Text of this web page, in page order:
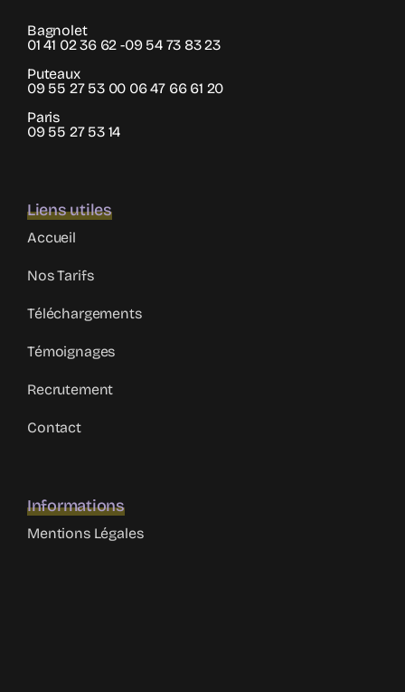
Bagnolet
01 41 02 36 62 -09 54 73 83 23
Puteaux
09 55 27 53 00 06 47 66 61 20
Paris
09 55 27 53 14
Liens utiles
Accueil
Nos Tarifs
Téléchargements
Témoignages
Recrutement
Contact
Informations
Mentions Légales